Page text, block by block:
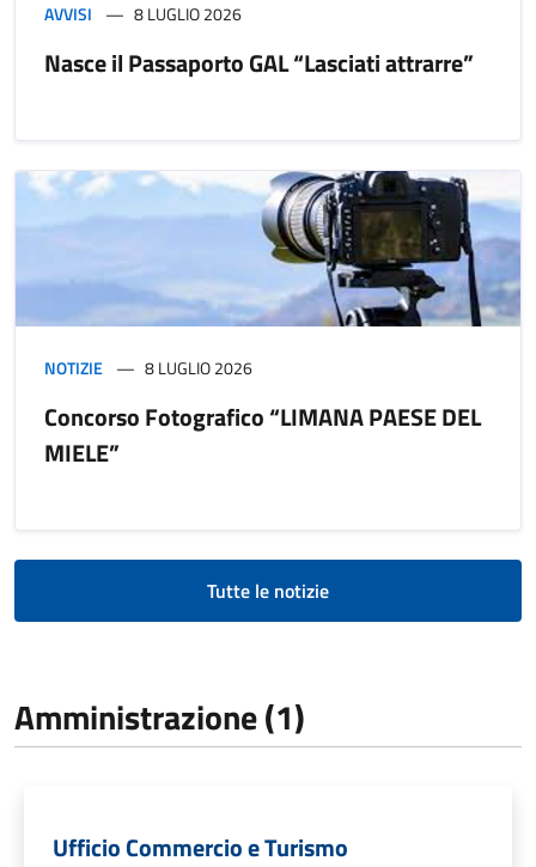
AVVISI 8 LUGLIO 2026
Nasce il Passaporto GAL “Lasciati attrarre”
NOTIZIE 8 LUGLIO 2026
Concorso Fotografico “LIMANA PAESE DEL
MIELE”
Tutte le notizie
Amministrazione (1)
Ufficio Commercio e Turismo